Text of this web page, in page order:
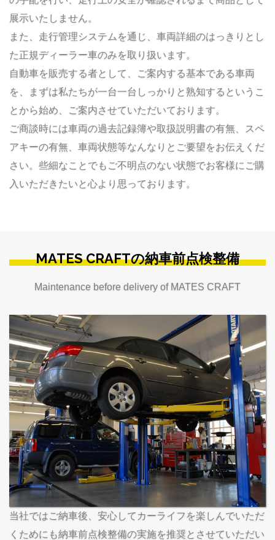
展示いたしません。
また、走行管理システムを通じ、車両詳細のはっきりとし
た正規ディーラー車のみを取り扱います。
自動車を販売する者として、ご案内する基本である車両
を、まずは私たちが一台一台しっかりと熟知するというこ
とから始め、ご案内させていただいております。
ご商談時には車両の過去記録簿や取扱説明書の有無、スペ
アキーの有無、車両状態等なんなりとご要望をお伝えくだ
さい。些細なことでもご不明点のない状態でお客様にご購
入いただきたいと心より思っております。
MATES CRAFTの納車前点検整備
Maintenance before delivery of MATES CRAFT
当社ではご納車後、安心してカーライフを楽しんでいただ
くためにも納車前点検整備の実施を推奨とさせていただい